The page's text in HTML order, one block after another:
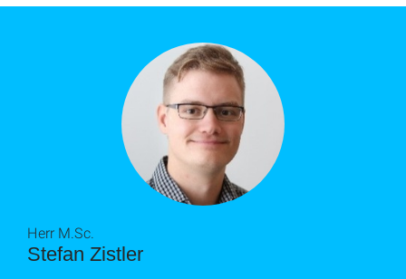
Stefan Zistler
Herr M.Sc.